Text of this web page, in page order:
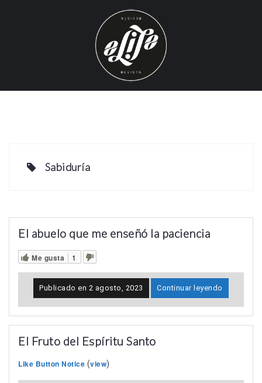
Sabiduría
El abuelo que me enseñó la paciencia
Me gusta 1
Publicado en 2 agosto, 2023 Continuar leyendo
El Fruto del Espíritu Santo
Like Button Notice (view)